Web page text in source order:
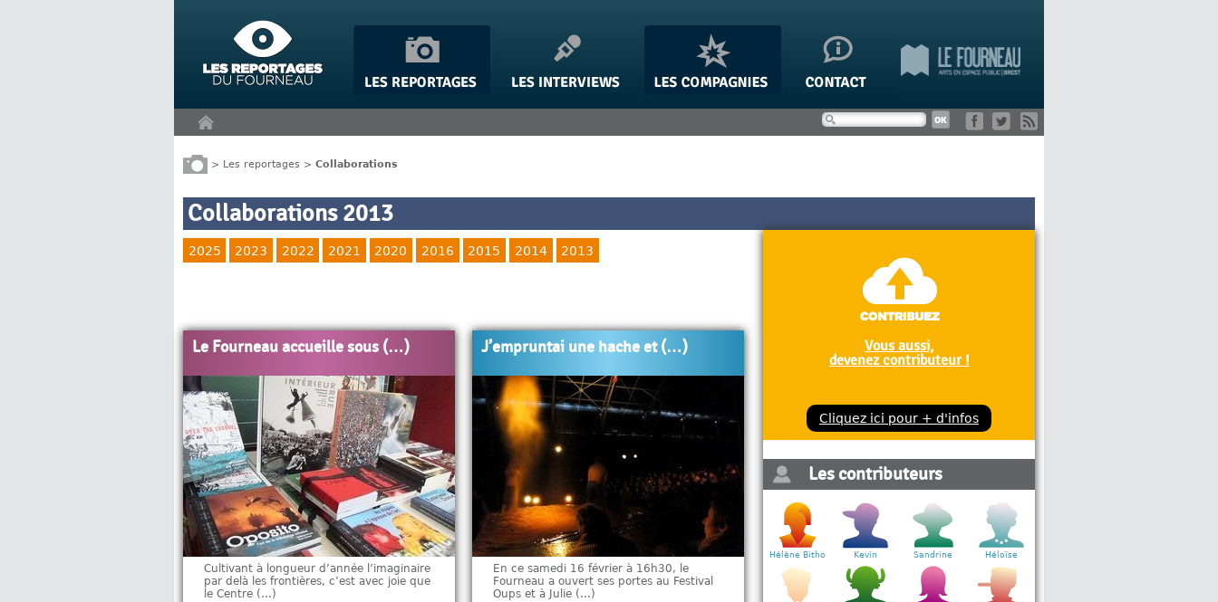
> Les reportages > Collaborations
Collaborations 2013
2025 2023 2022 2021 2020 2016 2015 2014 2013
Le Fourneau accueille sous (…)
Cultivant à longueur d’année l’imaginaire
par delà les frontières, c’est avec joie que
le Centre (…)
J’empruntai une hache et (…)
En ce samedi 16 février à 16h30, le
Fourneau a ouvert ses portes au Festival
Oups et à Julie (…)
Vous aussi,
devenez contributeur !
Cliquez ici pour + d'infos
Les contributeurs
Hélène Bitho Kevin Sandrine Héloïse